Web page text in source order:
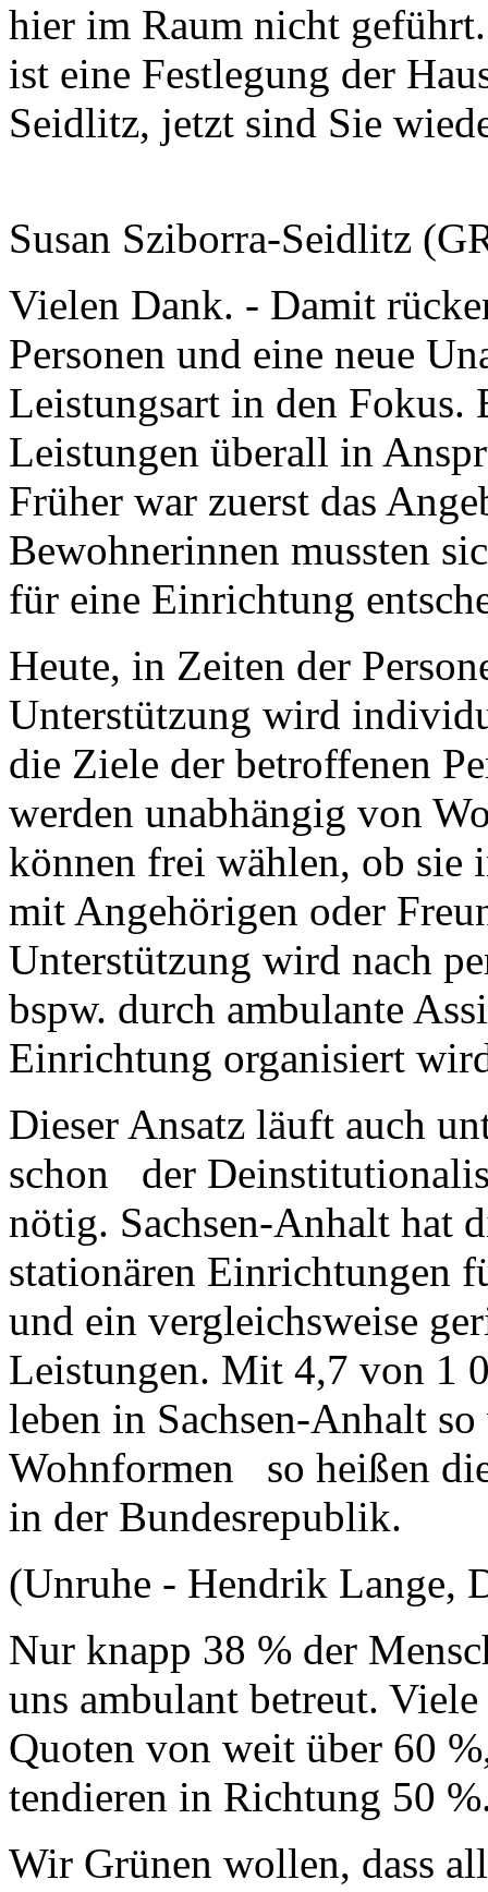
hier im Raum nicht
ist eine Festlegung der
Seidlitz, jetzt sind Sie
Susan Sziborra-Seidlitz
Vielen Dank. - Damit
Personen und eine neue
Leistungsart in den Fokus.
Leistungen überall in
Früher war zuerst das
Bewohnerinnen mussten
für eine Einrichtung
Heute, in Zeiten der
Unterstützung wird
die Ziele der betroffenen
werden unabhängig von
können frei wählen, ob sie
mit Angehörigen oder
Unterstützung wird nach
bspw. durch ambulante
Einrichtung organisiert
Dieser Ansatz läuft auch
schon der
nötig. Sachsen-Anhalt hat
stationären Einrichtungen
und ein vergleichsweise
Leistungen. Mit 4,7 von 1
leben in Sachsen-Anhalt
Wohnformen so heißen
in der Bundesrepublik.
(Unruhe - Hendrik Lange,
Nur knapp 38 % der
uns ambulant betreut.
Quoten von weit über 60
tendieren in Richtung 50
Wir Grünen wollen, dass